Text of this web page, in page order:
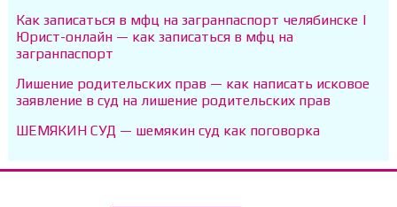
Как записаться в мфц на загранпаспорт челябинске |
Юрист-онлайн — как записаться в мфц на
загранпаспорт
Лишение родительских прав — как написать исковое
заявление в суд на лишение родительских прав
ШЕМЯКИН СУД — шемякин суд как поговорка